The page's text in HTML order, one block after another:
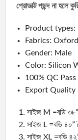
প্রোডাক্ট পছন্দ না হলে
Product types:
Fabrics:
Gender: Male
Color: Silicon
100% QC Pass
Export Quality
সাইজ M =বডি
সাইজ L =বডি ৪০”
সাইজ XL =বডি